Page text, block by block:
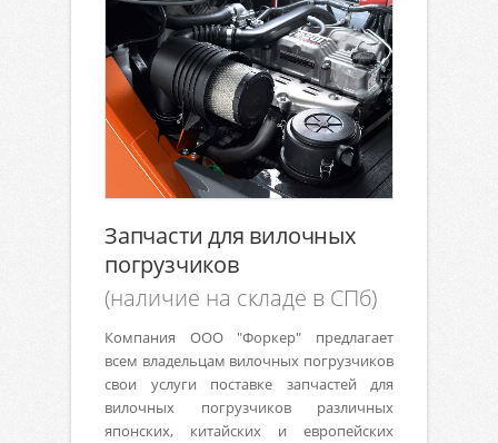
Запчасти для вилочных
погрузчиков
(наличие на складе в СПб)
Компания ООО "Форкер" предлагает
всем владельцам вилочных погрузчиков
свои услуги поставке запчастей для
вилочных погрузчиков различных
японских, китайских и европейских